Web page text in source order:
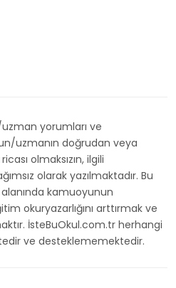
yorumları ve
uzmanın doğrudan veya
olmaksızın, ilgili
olarak yazılmaktadır. Bu
kamuoyunun
okuryazarlığını arttırmak ve
İsteBuOkul.com.tr herhangi
ve desteklememektedir.